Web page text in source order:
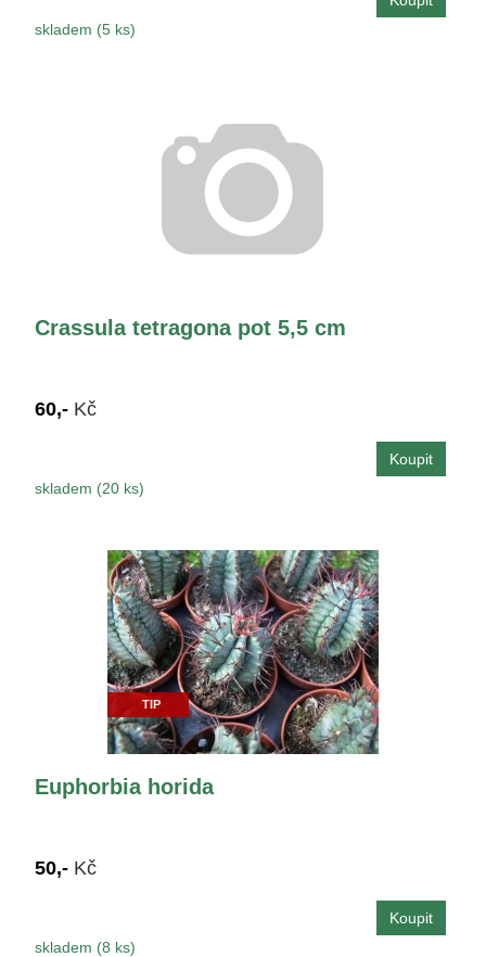
skladem (5 ks)
Crassula tetragona pot 5,5 cm
60,- Kč
skladem (20 ks)
TIP
Euphorbia horida
50,- Kč
skladem (8 ks)